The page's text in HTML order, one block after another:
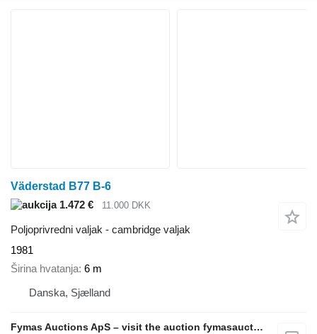
Väderstad B77 B-6
1.472 €
11.000 DKK
Poljoprivredni valjak - cambridge valjak
1981
Širina hvatanja 6 m
Danska, Sjælland
Fymas Auctions ApS – visit the auction fymasauctions.dk